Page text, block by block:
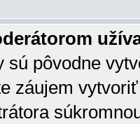
sú pôvodne
záujem